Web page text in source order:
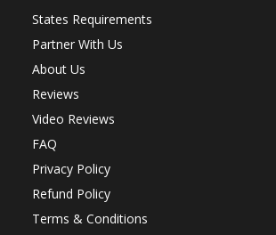
States Requirements
Partner With Us
About Us
Reviews
Video Reviews
FAQ
Privacy Policy
Refund Policy
Terms & Conditions